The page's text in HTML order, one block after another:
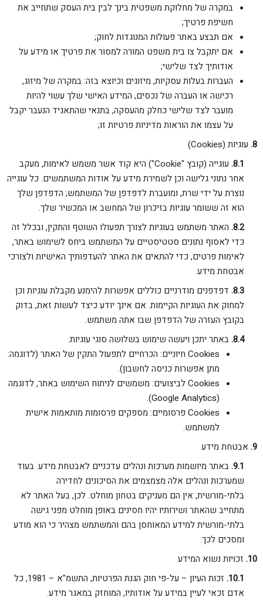
במקרה של מחלוקת משפטית בינך לבין בית העסק שתחייב את
חשיפת פרטיך;
אם תבצע באתר פעולות המנוגדות לחוק;
אם יתקבל צו בית משפט המורה למסור את פרטיך או מידע על
אודותיך לצד שלישי;
העברות בעלות עסקיות, מיזוגים וכיוצא בזה: במקרה של מיזוג,
רכישה או העברה של נכסים, המידע האישי שלך עשוי להיות
מועבר לצד שלישי כחלק מהעסקה, בתנאי שהתאגיד הנעבר יקבל
על עצמו את הוראות מדיניות פרטיות זו;
עוגיות (Cookies)
עוגייה (קובץ "Cookie") היא קוד אשר משמש לאימות, מעקב
אחר נתוני גלישה וכן לשמירת מידע על אודות המשתמשים. כל עוגייה
נוצרת על ידי שרת, ומועברת לדפדפן של המשתמש; הדפדפן שלך
הוא זה ששומר עוגיות בזיכרון של המחשב או המכשיר שלך.
האתר משתמש בעוגיות לצורך תפעולו השוטף והתקין, ובכלל זה
כדי לאסוף נתונים סטטיסטיים על המשתמש ביחס לשימוש באתר,
לאימות פרטים, כדי להתאים את האתר להעדפותיך האישיות ולצורכי
אבטחת מידע.
דפדפנים מודרניים כוללים אפשרות להימנע מקבלת עוגיות וכן
למחוק את העוגיות הקיימות. אם אינך יודע כיצד לעשות זאת, בדוק
בקובץ העזרה של הדפדפן שבו אתה משתמש.
באתר יתכן ויעשה שימוש בשלושה סוגי עוגיות:
Cookies חיוניים: הכרחיים לתפעול התקין של האתר (לדוגמה:
מתן אפשרות כניסה לחשבון).
Cookies לביצועים: משמשים לניתוח השימוש באתר, לדוגמה
(Google Analytics).
Cookies פרסומיים: מספקים פרסומות מותאמות אישית
למשתמש.
אבטחת מידע
באתר מיושמות מערכות ונהלים עדכניים לאבטחת מידע. בעוד
שמערכות ונהלים אלה מצמצמים את הסיכונים לחדירה
בלתי-מורשית, אין הם מעניקים בטחון מוחלט. לכן, בעל האתר לא
מתחייב שהאתר ושירותיו יהיו חסינים באופן מוחלט מפני גישה
בלתי-מורשית למידע המאוחסן בהם והמשתמש מצהיר כי הוא מודע
ומסכים לכך.
זכויות נשוא המידע
זכות העיון – על-פי חוק הגנת הפרטיות, התשמ"א – 1981, כל
אדם זכאי לעיין במידע על אודותיו, המוחזק במאגר מידע.